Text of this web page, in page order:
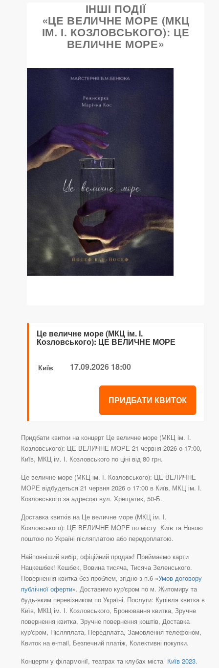
ІНШІ ПОДІЇ
«ЦЕ ВЕЛИЧНЕ МОРЕ (МКЦ
ІМ. І. КОЗЛОВСЬКОГО): ЦЕ
ВЕЛИЧНЕ МОРЕ»
Це величне море (МКЦ ім. І.
Козловського): ЦЕ ВЕЛИЧНЕ МОРЕ
Київ 17.09.2026 18:00
ПРИДБАТИ КВИТОК
Придбати квитки на концерт Це величне море (МКЦ ім. І.
Козловського): ЦЕ ВЕЛИЧНЕ МОРЕ 21 червня 2026 о 17:00,
Київ, МКЦ ім. І. Козловського по ціні від 80 грн.
Це величне море (МКЦ ім. І. Козловського): ЦЕ ВЕЛИЧНЕ
МОРЕ відбудеться 21 червня 2026 о 17:00 в Київ, МКЦ ім. І.
Козловського за адресою вул. Хрещатик, 50-Б.
Доставка квитків на Це величне море (МКЦ ім. І.
Козловського): ЦЕ ВЕЛИЧНЕ МОРЕ по місту Київ та Новою
поштою по Україні післяплатою або передоплатою.
Найповніший вибір, офіційний продаж! Приймаємо карти
Нацкешбек! Кешбек, Вовина тисяча, Тисяча Зеленського.
Повернення квитка без проблем, згідно з п.6 «Умов договору
публічної оферти». Доставимо кур'єром по м. Житомиру та
будь-яким перевізником по Україні. Послуги: Купівля квитка в
Київ, МКЦ ім. І. Козловського, Бронювання квитка, Зручне
повернення квитка, Зручне повернення коштів, Доставка
кур'єром, Післяплата, Передплата, Замовлення телефоном,
Квиток на e-mail, Безпечний платіж, Колективні покупки.
Концерти у філармонії, театрах та клубах міста Київ 2023.